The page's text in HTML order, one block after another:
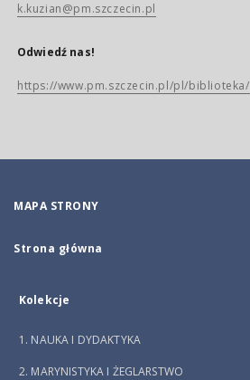
k.kuzian@pm.szczecin.pl
Odwiedź nas!
https://www.pm.szczecin.pl/pl/biblioteka/
MAPA STRONY
Strona główna
Kolekcje
1. NAUKA I DYDAKTYKA
2. MARYNISTYKA I ŻEGLARSTWO